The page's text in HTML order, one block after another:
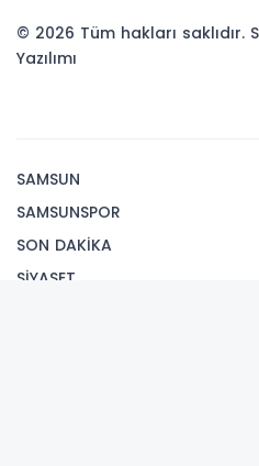
© 2026 Tüm hakları saklıdır.
Yazılımı
SAMSUN
SAMSUNSPOR
SON DAKİKA
SİYASET